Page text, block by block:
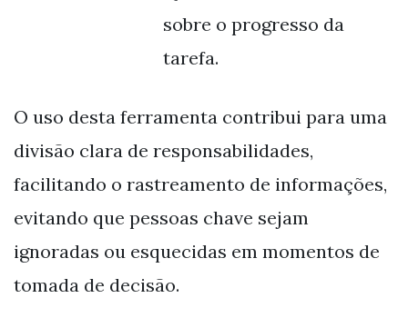
sobre o progresso da
tarefa.
O uso desta ferramenta contribui para uma
divisão clara de responsabilidades,
facilitando o rastreamento de informações,
evitando que pessoas chave sejam
ignoradas ou esquecidas em momentos de
tomada de decisão.